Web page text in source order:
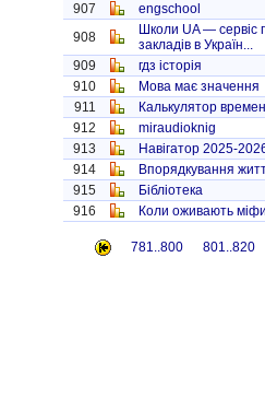
907
engschool
908
Школи UA — сервіс
закладів в Україн...
909
гдз історія
910
Мова має значення
911
Калькулятор
912
miraudioknig
913
Навігатор 2025-
914
Впорядкування
915
Бібліотека
916
Коли оживають
781..800 801..820